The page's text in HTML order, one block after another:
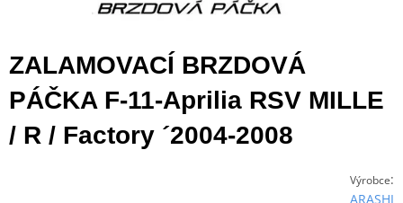
ZALAMOVACÍ BRZDOVÁ
PÁČKA F-11-Aprilia RSV MILLE
/ R / Factory ´2004-2008
Výrobce:
ARASHI